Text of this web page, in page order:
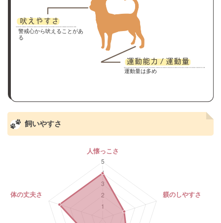
警戒心から吠えることがあ
る
運動量は多め
飼いやすさ